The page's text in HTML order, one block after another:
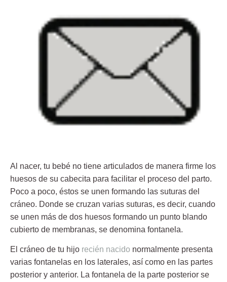
Al nacer, tu bebé no tiene articulados de manera firme los
huesos de su cabecita para facilitar el proceso del parto.
Poco a poco, éstos se unen formando las suturas del
cráneo. Donde se cruzan varias suturas, es decir, cuando
se unen más de dos huesos formando un punto blando
cubierto de membranas, se denomina fontanela.
El cráneo de tu hijo recién nacido normalmente presenta
varias fontanelas en los laterales, así como en las partes
posterior y anterior. La fontanela de la parte posterior se